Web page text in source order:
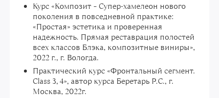
Курс «Композит – Супер-хамелеон нового
поколения в повседневной практике:
«Простая» эстетика и проверенная
надежность. Прямая реставрация полостей
всех классов Блэка, композитные виниры»,
2022 г., г. Вологда.
Практический курс «Фронтальный сегмент.
Class 3, 4», автор курса Беретарь Р.С., г.
Москва, 2022г.